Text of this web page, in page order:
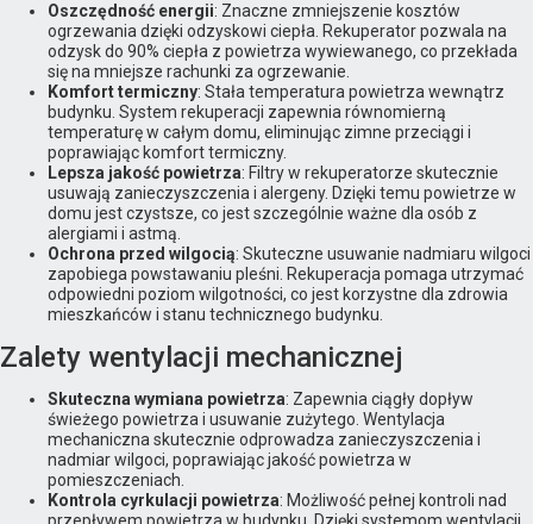
Oszczędność energii: Znaczne zmniejszenie kosztów
ogrzewania dzięki odzyskowi ciepła. Rekuperator pozwala na
odzysk do 90% ciepła z powietrza wywiewanego, co przekłada
się na mniejsze rachunki za ogrzewanie.
Komfort termiczny: Stała temperatura powietrza wewnątrz
budynku. System rekuperacji zapewnia równomierną
temperaturę w całym domu, eliminując zimne przeciągi i
poprawiając komfort termiczny.
Lepsza jakość powietrza: Filtry w rekuperatorze skutecznie
usuwają zanieczyszczenia i alergeny. Dzięki temu powietrze w
domu jest czystsze, co jest szczególnie ważne dla osób z
alergiami i astmą.
Ochrona przed wilgocią: Skuteczne usuwanie nadmiaru wilgoci
zapobiega powstawaniu pleśni. Rekuperacja pomaga utrzymać
odpowiedni poziom wilgotności, co jest korzystne dla zdrowia
mieszkańców i stanu technicznego budynku.
Zalety wentylacji mechanicznej
Skuteczna wymiana powietrza: Zapewnia ciągły dopływ
świeżego powietrza i usuwanie zużytego. Wentylacja
mechaniczna skutecznie odprowadza zanieczyszczenia i
nadmiar wilgoci, poprawiając jakość powietrza w
pomieszczeniach.
Kontrola cyrkulacji powietrza: Możliwość pełnej kontroli nad